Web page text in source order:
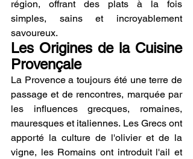
région, offrant des plats à la fois
simples, sains et incroyablement
savoureux.
Les Origines de la Cuisine
Provençale
La Provence a toujours été une terre de
passage et de rencontres, marquée par
les influences grecques, romaines,
mauresques et italiennes. Les Grecs ont
apporté la culture de l'olivier et de la
vigne, les Romains ont introduit l'ail et